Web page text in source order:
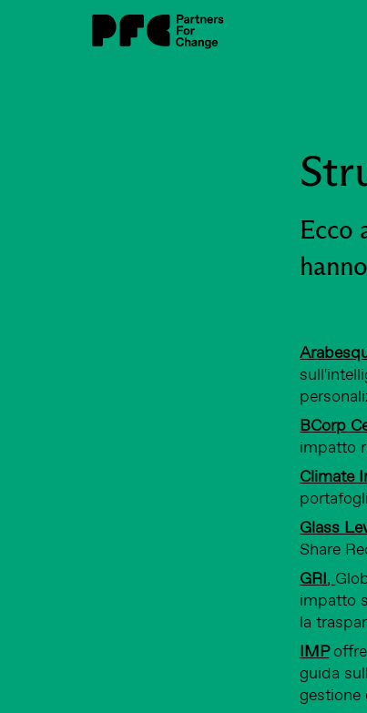
Ecco
BCorp
impatto
Climate
Glass
Share
GRI,
impatto
la
IMP
guida
gestione